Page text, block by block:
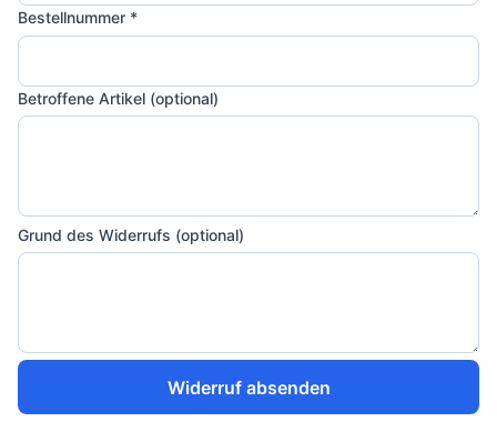
Bestellnummer *
Betroffene Artikel (optional)
Grund des Widerrufs (optional)
Widerruf absenden